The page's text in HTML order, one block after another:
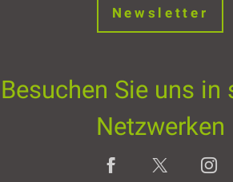
Newsletter
Besuchen Sie uns in
Netzwerken